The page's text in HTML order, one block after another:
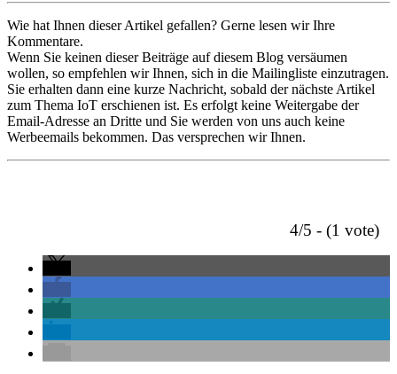
Wie hat Ihnen dieser Artikel gefallen? Gerne lesen wir Ihre
Kommentare.
Wenn Sie keinen dieser Beiträge auf diesem Blog versäumen
wollen, so empfehlen wir Ihnen, sich in die Mailingliste einzutragen.
Sie erhalten dann eine kurze Nachricht, sobald der nächste Artikel
zum Thema IoT erschienen ist. Es erfolgt keine Weitergabe der
Email-Adresse an Dritte und Sie werden von uns auch keine
Werbeemails bekommen. Das versprechen wir Ihnen.
4/5 - (1 vote)